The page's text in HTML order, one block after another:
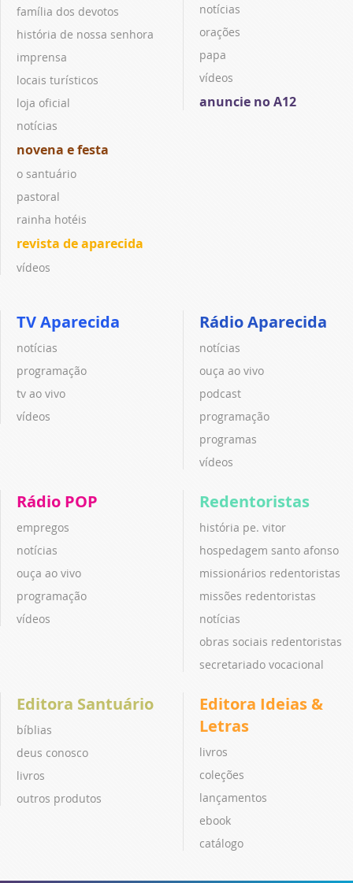
família dos devotos
história de nossa senhora
imprensa
locais turísticos
loja oficial
notícias
novena e festa
o santuário
pastoral
rainha hotéis
revista de aparecida
vídeos
notícias
orações
papa
vídeos
anuncie no A12
TV Aparecida
notícias
programação
tv ao vivo
vídeos
Rádio Aparecida
notícias
ouça ao vivo
podcast
programação
programas
vídeos
Rádio POP
empregos
notícias
ouça ao vivo
programação
vídeos
Redentoristas
história pe. vitor
hospedagem santo afonso
missionários redentoristas
missões redentoristas
notícias
obras sociais redentoristas
secretariado vocacional
Editora Santuário
bíblias
deus conosco
livros
outros produtos
Editora Ideias &
Letras
livros
coleções
lançamentos
ebook
catálogo